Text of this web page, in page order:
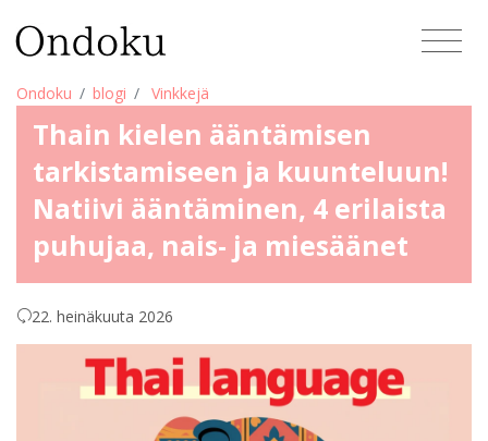
Ondoku blogi Vinkkejä
Thain kielen ääntämisen
tarkistamiseen ja kuunteluun!
Natiivi ääntäminen, 4 erilaista
puhujaa, nais- ja miesäänet
22. heinäkuuta 2026